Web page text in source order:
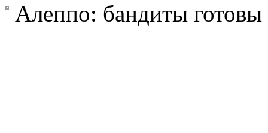
Алеппо: бандиты готовы